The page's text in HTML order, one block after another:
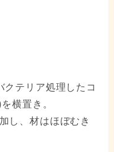
クテリア処理したコ
横置き。
し、材はほぼむき